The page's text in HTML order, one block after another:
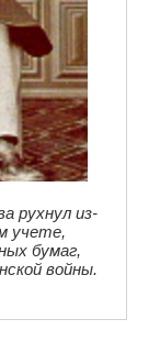
рухнул из-
учете,
бумаг,
войны.